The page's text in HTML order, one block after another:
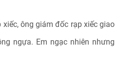
ông giám đốc rạp xiếc giao
ngựa. Em ngạc nhiên nhưng